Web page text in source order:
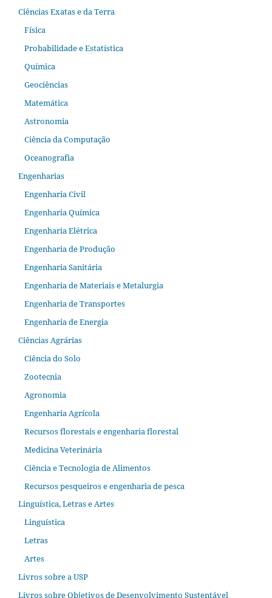
Ciências Exatas e da Terra
Física
Probabilidade e Estatística
Química
Geociências
Matemática
Astronomia
Ciência da Computação
Oceanografia
Engenharias
Engenharia Civil
Engenharia Química
Engenharia Elétrica
Engenharia de Produção
Engenharia Sanitária
Engenharia de Materiais e Metalurgia
Engenharia de Transportes
Engenharia de Energia
Ciências Agrárias
Ciência do Solo
Zootecnia
Agronomia
Engenharia Agrícola
Recursos florestais e engenharia florestal
Medicina Veterinária
Ciência e Tecnologia de Alimentos
Recursos pesqueiros e engenharia de pesca
Linguística, Letras e Artes
Linguística
Letras
Artes
Livros sobre a USP
Livros sobre Objetivos de Desenvolvimento Sustentável